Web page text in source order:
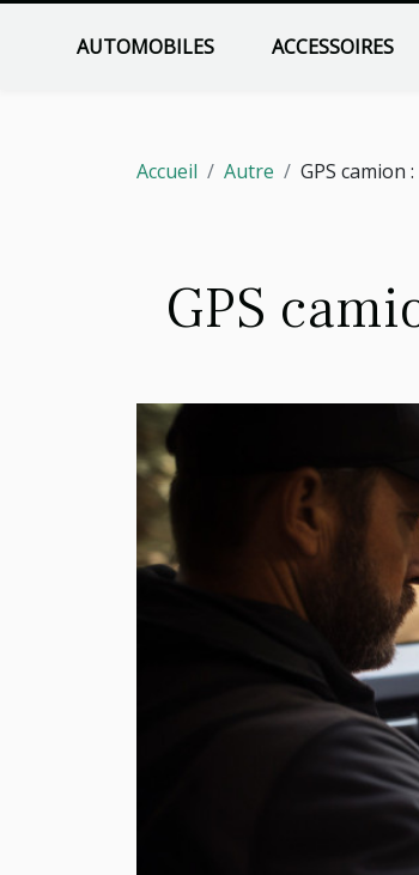
AUTOMOBILES ACCESSOIRES
Accueil Autre GPS camion
GPS